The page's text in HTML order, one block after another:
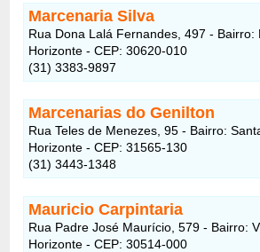
Marcenaria Silva
Rua Dona Lalá Fernandes, 497 - Bairro:
Horizonte - CEP: 30620-010
(31) 3383-9897
Marcenarias do Genilton
Rua Teles de Menezes, 95 - Bairro:
Horizonte - CEP: 31565-130
(31) 3443-1348
Mauricio Carpintaria
Rua Padre José Maurício, 579 - Bairro:
Horizonte - CEP: 30514-000